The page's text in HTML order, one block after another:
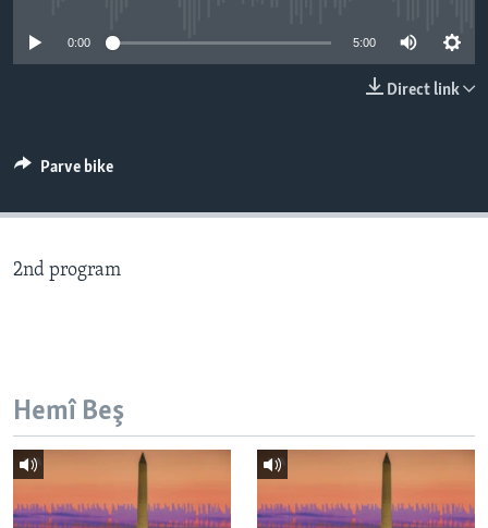
SERNIVÎS
Learning English
FOLLOW US
0:00 5:00
Direct link
Parve bike
2nd program
Hemî Beş